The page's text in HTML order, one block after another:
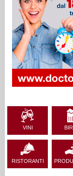
VINI
RISTORANTI